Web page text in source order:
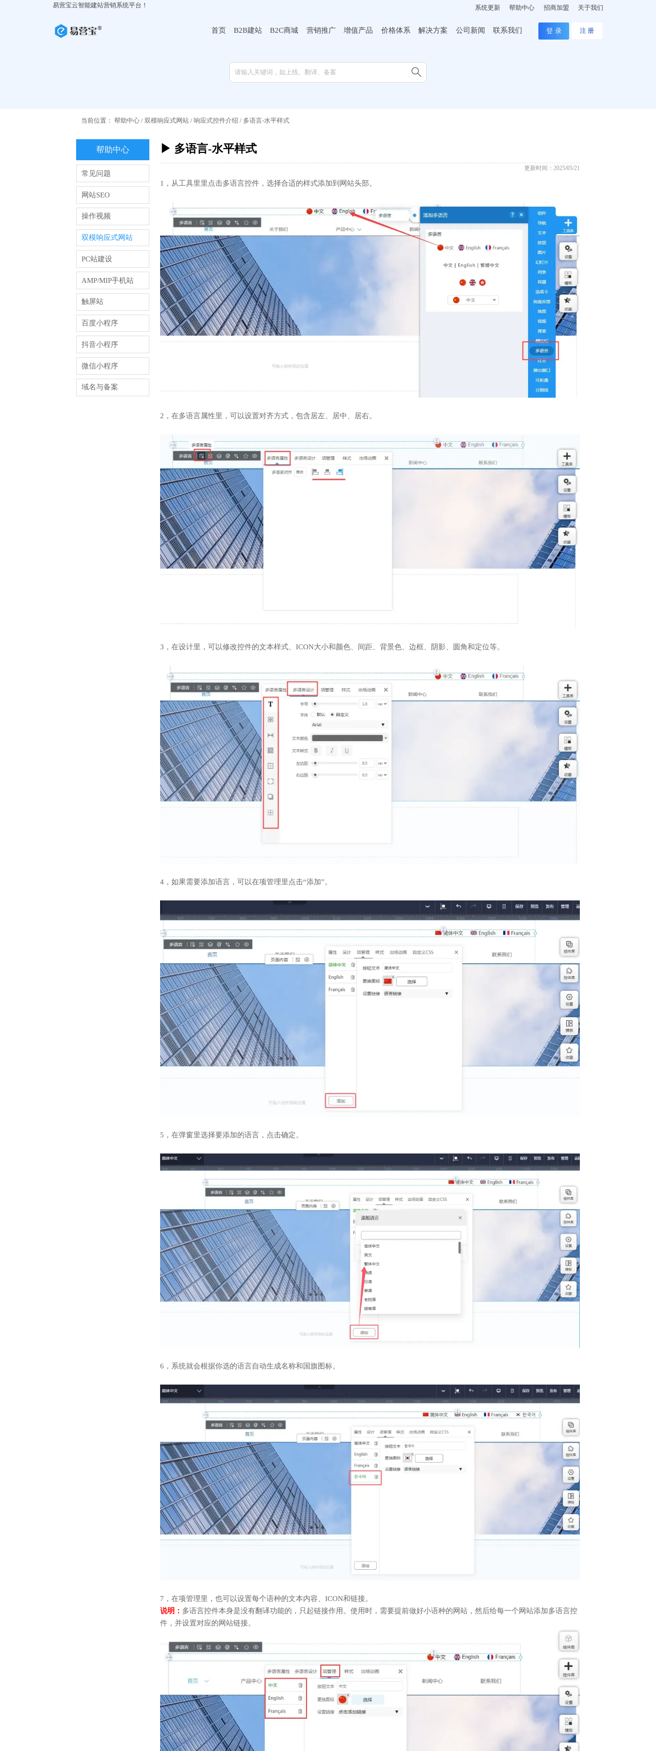
易营宝云智能建站营销系统平台！ 系统更新 帮助中心 招商加盟 关于我们
首页 B2B建站 B2C商城 营销推广 增值产品 价格体系 解决方案 公司新闻 联系我们 登 录 注 册

当前位置： 帮助中心/ 双模响应式网站/ 响应式控件介绍 / 多语言-水平样式
帮助中心
常见问题
网站SEO
操作视频
双模响应式网站
PC站建设
AMP/MIP手机站
触屏站
百度小程序
抖音小程序
微信小程序
域名与备案
▶ 多语言-水平样式
更新时间：2025/05/21
1，从工具里里点击多语言控件，选择合适的样式添加到网站头部。
2，在多语言属性里，可以设置对齐方式，包含居左、居中、居右。
3，在设计里，可以修改控件的文本样式、ICON大小和颜色、间距、背景色、边框、阴影、圆角和定位等。
4，如果需要添加语言，可以在项管理里点击“添加”。
5，在弹窗里选择要添加的语言，点击确定。
6，系统就会根据你选的语言自动生成名称和国旗图标。
7，在项管理里，也可以设置每个语种的文本内容、ICON和链接。
说明： 多语言控件本身是没有翻译功能的，只起链接作用。使用时，需要提前做好小语种的网站，然后给每一个网站添加多语言控
件，并设置对应的网站链接。